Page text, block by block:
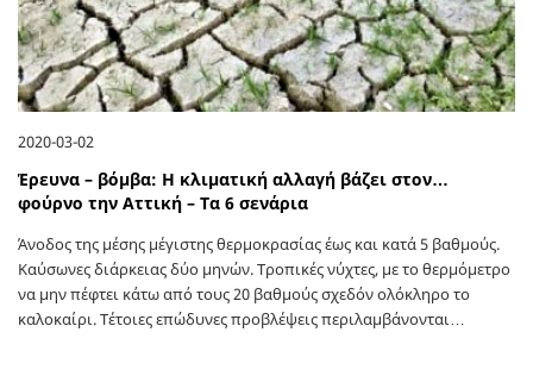
2020-03-02
Έρευνα – βόμβα: H κλιματική αλλαγή βάζει στον…
φούρνο την Αττική – Τα 6 σενάρια
Άνοδος της µέσης µέγιστης θερµοκρασίας έως και κατά 5 βαθµούς.
Καύσωνες διάρκειας δύο µηνών. Τροπικές νύχτες, µε το θερµόµετρο
να µην πέφτει κάτω από τους 20 βαθµούς σχεδόν ολόκληρο το
καλοκαίρι. Τέτοιες επώδυνες προβλέψεις περιλαµβάνονται…